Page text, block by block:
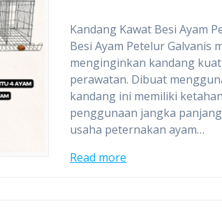
Kandang Kawat Besi Ayam
Besi Ayam Petelur
menginginkan kandang
perawatan. Dibuat
kandang ini memiliki
penggunaan jangka
usaha peternakan ayam…
Read more